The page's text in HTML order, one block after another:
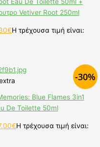
Eau De Toilette 50ml +
Vetiver Root 250ml
€Η τρέχουσα τιμή είναι:
-30%
Blue Flames 3in1
De Toilette 50ml
€Η τρέχουσα τιμή είναι: